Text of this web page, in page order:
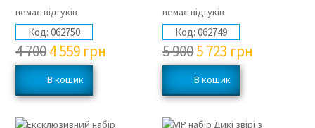
немає відгуків
Код: 062750
4 7004 559 грн
немає відгуків
Код: 062749
5 9005 723 грн